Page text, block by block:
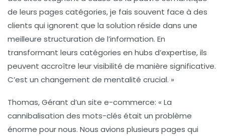
de leurs pages catégories, je fais souvent face à des
clients qui ignorent que la solution réside dans une
meilleure structuration de l’information. En
transformant leurs catégories en hubs d’expertise, ils
peuvent accroître leur visibilité de manière significative.
C’est un changement de mentalité crucial. »
Thomas, Gérant d’un site e-commerce: « La
cannibalisation des mots-clés était un problème
énorme pour nous. Nous avions plusieurs pages qui